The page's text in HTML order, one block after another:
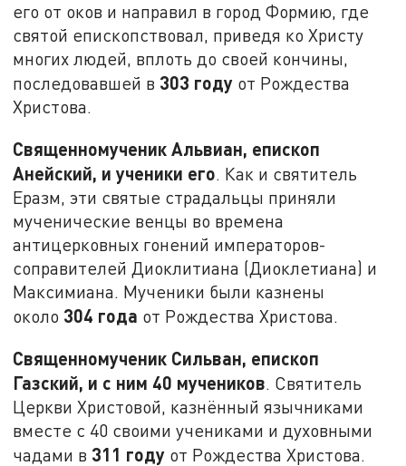
его от оков и направил в город Формию, где
святой епископствовал, приведя ко Христу
многих людей, вплоть до своей кончины,
последовавшей в 303 году от Рождества
Христова.
Священномученик Альвиан, епископ
Анейский, и ученики его. Как и святитель
Еразм, эти святые страдальцы приняли
мученические венцы во времена
антицерковных гонений императоров-
соправителей Диоклитиана (Диоклетиана) и
Максимиана. Мученики были казнены
около 304 года от Рождества Христова.
Священномученик Сильван, епископ
Газский, и с ним 40 мучеников. Святитель
Церкви Христовой, казнённый язычниками
вместе с 40 своими учениками и духовными
чадами в 311 году от Рождества Христова.